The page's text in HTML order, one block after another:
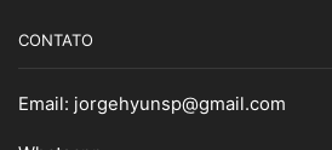
CONTATO
Email: jorgehyunsp@gmail.com